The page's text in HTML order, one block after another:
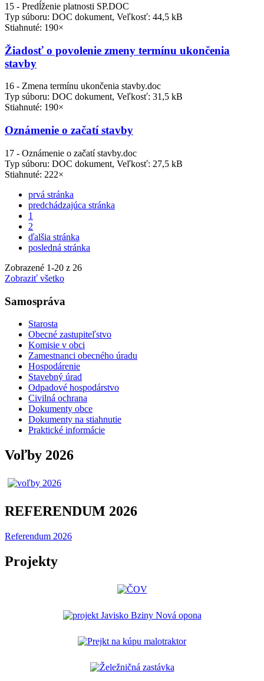
15 - Predĺženie platnosti SP.DOC
Typ súboru: DOC dokument, Veľkosť: 44,5 kB
Stiahnuté: 190×
Žiadosť o povolenie zmeny termínu ukončenia
stavby
16 - Zmena termínu ukončenia stavby.doc
Typ súboru: DOC dokument, Veľkosť: 31,5 kB
Stiahnuté: 190×
Oznámenie o začatí stavby
17 - Oznámenie o začatí stavby.doc
Typ súboru: DOC dokument, Veľkosť: 27,5 kB
Stiahnuté: 222×
prvá stránka
predchádzajúca stránka
1
2
ďalšia stránka
posledná stránka
Zobrazené 1-20 z 26
Zobraziť všetko
Samospráva
Starosta
Obecné zastupiteľstvo
Komisie v obci
Zamestnanci obecného úradu
Hospodárenie
Stavebný úrad
Odpadové hospodárstvo
Civilná ochrana
Dokumenty obce
Dokumenty na stiahnutie
Praktické informácie
Voľby 2026
REFERENDUM 2026
Referendum 2026
Projekty